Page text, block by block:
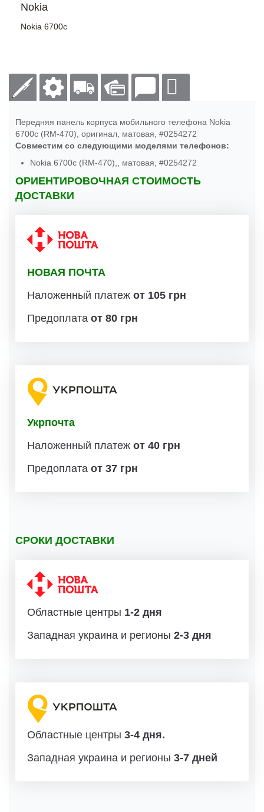
Nokia
Nokia 6700c
Передняя панель корпуса мобильного телефона Nokia
6700c (RM-470), оригинал, матовая, #0254272
Совместим со следующими моделями телефонов:
Nokia 6700c (RM-470),, матовая, #0254272
ОРИЕНТИРОВОЧНАЯ СТОИМОСТЬ
ДОСТАВКИ
НОВАЯ ПОЧТА
Наложенный платеж от 105 грн
Предоплата от 80 грн
Укрпочта
Наложенный платеж от 40 грн
Предоплата от 37 грн
СРОКИ ДОСТАВКИ
Областные центры 1-2 дня
Западная украина и регионы 2-3 дня
Областные центры 3-4 дня.
Западная украина и регионы 3-7 дней